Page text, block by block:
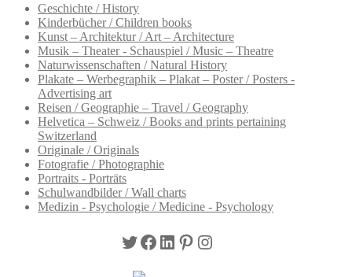
Geschichte / History
Kinderbücher / Children books
Kunst – Architektur / Art – Architecture
Musik – Theater - Schauspiel / Music – Theatre
Naturwissenschaften / Natural History
Plakate – Werbegraphik – Plakat – Poster / Posters -
Advertising art
Reisen / Geographie – Travel / Geography
Helvetica – Schweiz / Books and prints pertaining
Switzerland
Originale / Originals
Fotografie / Photographie
Portraits - Porträts
Schulwandbilder / Wall charts
Medizin - Psychologie / Medicine - Psychology
Twitter
Facebook
LinkedIn
Pinterest
Instagram